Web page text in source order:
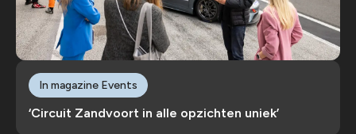
‘Circuit Zandvoort in alle opzichten uniek’
In magazine Events